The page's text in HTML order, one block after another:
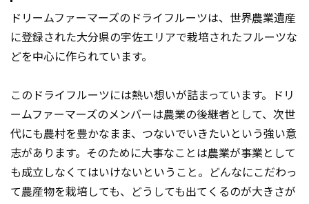
ドリームファーマーズのドライフルーツは、世界農業遺産
に登録された大分県の宇佐エリアで栽培されたフルーツな
どを中心に作られています。
このドライフルーツには熱い想いが詰まっています。ドリ
ームファーマーズのメンバーは農業の後継者として、次世
代にも農村を豊かなまま、つないでいきたいという強い意
志があります。そのために大事なことは農業が事業として
も成立しなくてはいけないということ。どんなにこだわっ
て農産物を栽培しても、どうしても出てくるのが大きさが